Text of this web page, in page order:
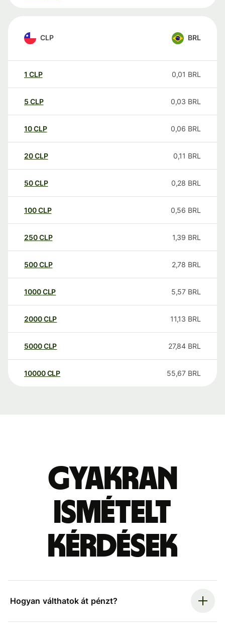
CLP BRL
1 CLP 0,01 BRL
5 CLP 0,03 BRL
10CLP 0,06 BRL
20CLP 0,11 BRL
50CLP 0,28 BRL
100CLP 0,56 BRL
250CLP 1,39 BRL
500CLP 2,78 BRL
1000CLP 5,57 BRL
2000CLP 11,13 BRL
5000CLP 27,84 BRL
10000 CLP 55,67 BRL
Gyakran
ismételt
kérdések
Hogyan válthatok át pénzt?